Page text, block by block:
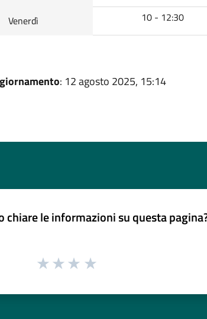
Venerdì 10 - 12:30
: 12 agosto 2025, 15:14
chiare le informazioni su questa